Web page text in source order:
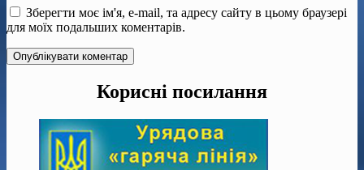
Зберегти моє ім'я, e-mail, та адресу сайту в цьому браузері
для моїх подальших коментарів.
Корисні посилання